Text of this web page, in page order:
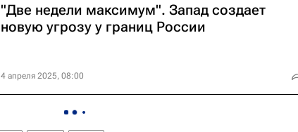
"Две недели максимум". Запад создает
новую угрозу у границ России
4 апреля 2025, 08:00